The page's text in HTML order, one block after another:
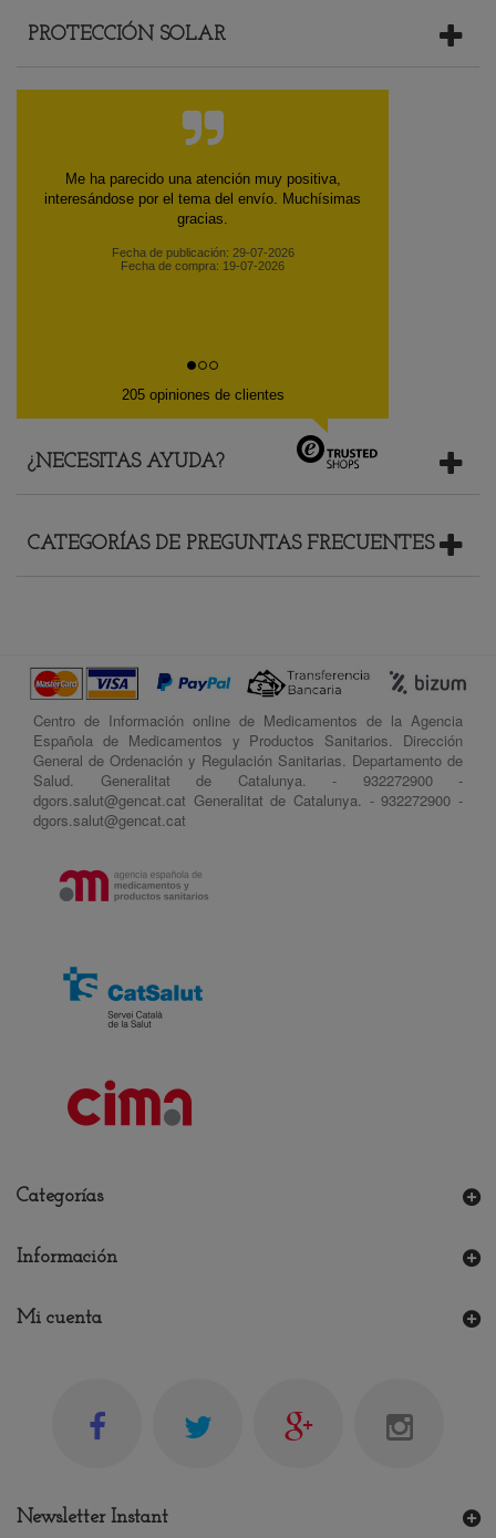
PROTECCIÓN SOLAR
Me ha parecido una atención muy positiva,
interesándose por el tema del envío. Muchísimas
gracias.
Fecha de publicación: 29-07-2026
Fecha de compra: 19-07-2026
205 opiniones de clientes
¿NECESITAS AYUDA?
CATEGORÍAS DE PREGUNTAS FRECUENTES
Centro de Información online de Medicamentos de la Agencia
Española de Medicamentos y Productos Sanitarios. Dirección
General de Ordenación y Regulación Sanitarias. Departamento de
Salud. Generalitat de Catalunya. - 932272900 -
dgors.salut@gencat.cat Generalitat de Catalunya. - 932272900 -
dgors.salut@gencat.cat
Categorías
Información
Mi cuenta
Newsletter Instant